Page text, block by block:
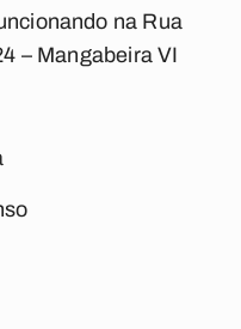
na Rua
– Mangabeira VI